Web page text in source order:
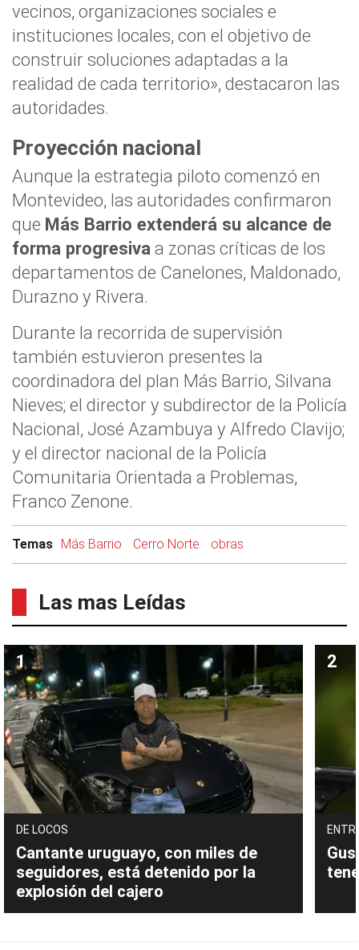
vecinos, organizaciones sociales e
instituciones locales, con el objetivo de
construir soluciones adaptadas a la
realidad de cada territorio», destacaron las
autoridades.
Proyección nacional
Aunque la estrategia piloto comenzó en
Montevideo, las autoridades confirmaron
que Más Barrio extenderá su alcance de
forma progresiva a zonas críticas de los
departamentos de Canelones, Maldonado,
Durazno y Rivera.
Durante la recorrida de supervisión
también estuvieron presentes la
coordinadora del plan Más Barrio, Silvana
Nieves; el director y subdirector de la Policía
Nacional, José Azambuya y Alfredo Clavijo;
y el director nacional de la Policía
Comunitaria Orientada a Problemas,
Franco Zenone.
Temas Más Barrio Cerro Norte obras
Las mas Leídas
DE LOCOS
Cantante uruguayo, con miles de
seguidores, está detenido por la
explosión del cajero